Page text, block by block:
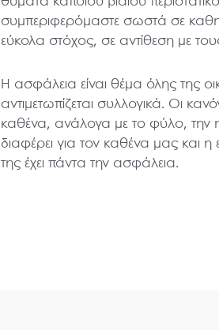
συμπεριφερόμαστε σωστά σε
εύκολα στόχος, σε αντίθεση με
Η ασφάλεια είναι θέμα όλης της
αντιμετωπίζεται συλλογικά. Οι
καθένα, ανάλογα με το φύλο, την
διαφέρει για τον καθένα μας και
της έχει πάντα την ασφάλεια.